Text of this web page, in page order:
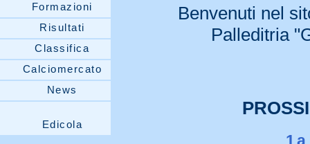
Formazioni
Risultati
Classifica
Calciomercato
News
Edicola
Benvenuti nel
Palleditria